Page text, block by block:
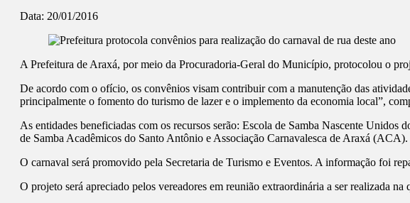
Data: 20/01/2016
A Prefeitura de Araxá, por meio da Procuradoria-Geral do Município, protocolou o
De acordo com o ofício, os convênios visam contribuir com a manutenção das
principalmente o fomento do turismo de lazer e o implemento da economia local”,
As entidades beneficiadas com os recursos serão: Escola de Samba Nascente
de Samba Acadêmicos do Santo Antônio e Associação Carnavalesca de Araxá (ACA).
O carnaval será promovido pela Secretaria de Turismo e Eventos. A informação foi
O projeto será apreciado pelos vereadores em reunião extraordinária a ser realizada